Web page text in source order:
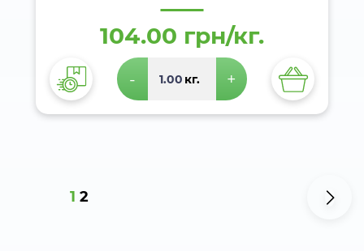
104.00 грн/кг.
- кг. +
1 2